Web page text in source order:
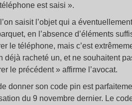
est saisi ».
saisit l’objet qui a
en l’absence d’éléments
le téléphone, mais c’est
racheté un, et ne souhaitent
le précédent » affirme l’avocat.
donner son code pin est
du 9 novembre dernier. Le